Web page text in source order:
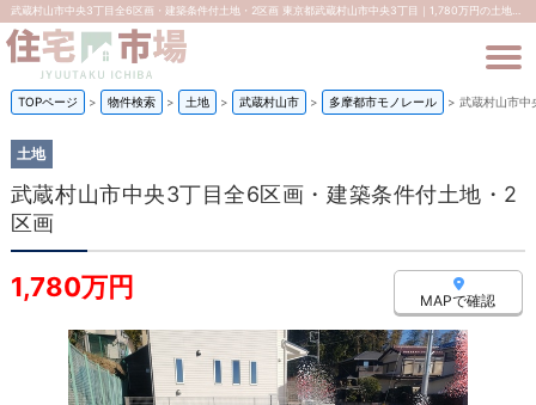
TOPページ > 物件検索 > 土地 > 武蔵村山市 > 多摩都市モノレール > 武蔵村山市中
土地
武蔵村山市中央3丁目全6区画・建築条件付土地・2
区画
1,780万円 MAPで確認